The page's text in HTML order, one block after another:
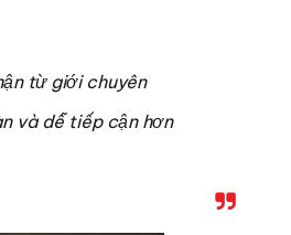
từ giới chuyên
và dễ tiếp cận hơn